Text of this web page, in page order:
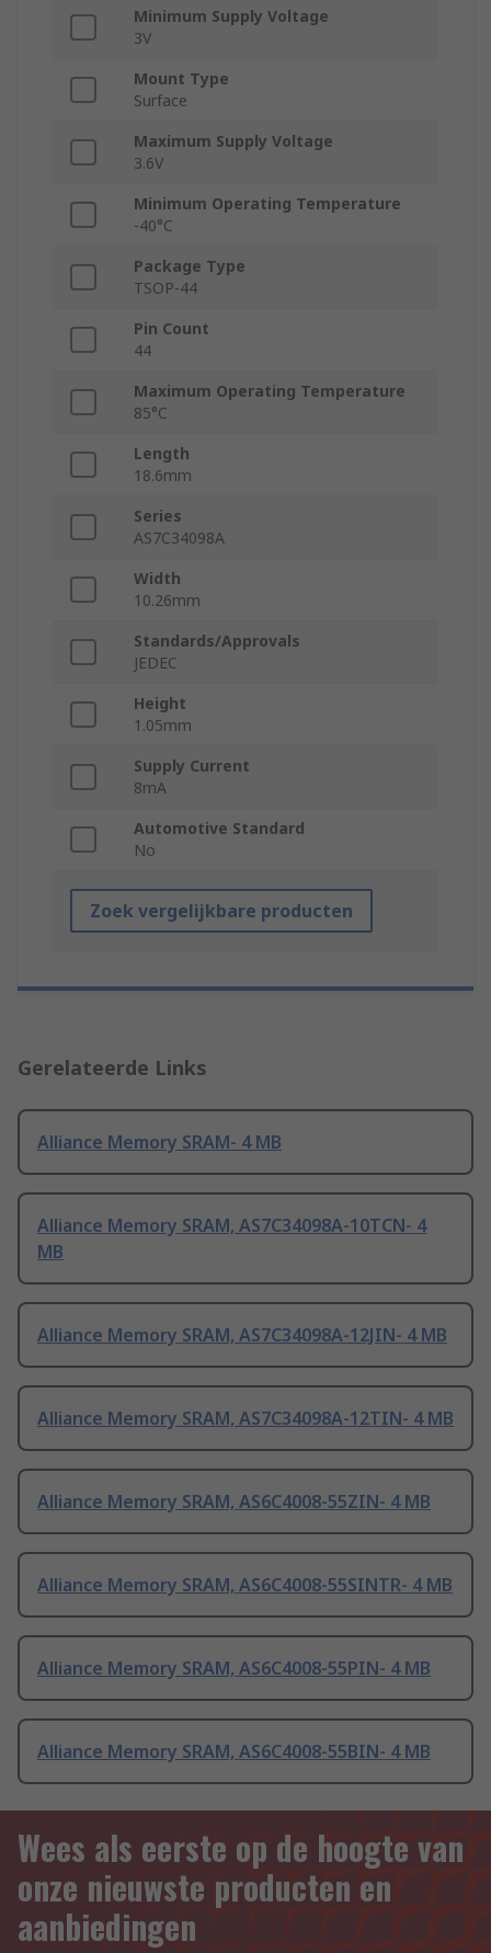
Minimum Supply Voltage
3V
Mount Type
Surface
Maximum Supply Voltage
3.6V
Minimum Operating Temperature
-40°C
Package Type
TSOP-44
Pin Count
44
Maximum Operating Temperature
85°C
Length
18.6mm
Series
AS7C34098A
Width
10.26mm
Standards/Approvals
JEDEC
Height
1.05mm
Supply Current
8mA
Automotive Standard
No
Zoek vergelijkbare producten
Gerelateerde Links
Alliance Memory SRAM- 4 MB
Alliance Memory SRAM, AS7C34098A-10TCN- 4
MB
Alliance Memory SRAM, AS7C34098A-12JIN- 4 MB
Alliance Memory SRAM, AS7C34098A-12TIN- 4 MB
Alliance Memory SRAM, AS6C4008-55ZIN- 4 MB
Alliance Memory SRAM, AS6C4008-55SINTR- 4 MB
Alliance Memory SRAM, AS6C4008-55PIN- 4 MB
Alliance Memory SRAM, AS6C4008-55BIN- 4 MB
Wees als eerste op de hoogte van
onze nieuwste producten en
aanbiedingen